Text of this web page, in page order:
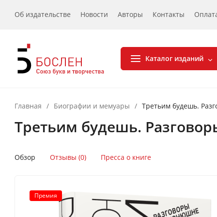
Об издательстве Новости Авторы Контакты
Каталог изданий
Главная / Биографии и мемуары / Третьим будешь.
Третьим будешь.
Обзор Отзывы (0) Пресса о книге
Премия